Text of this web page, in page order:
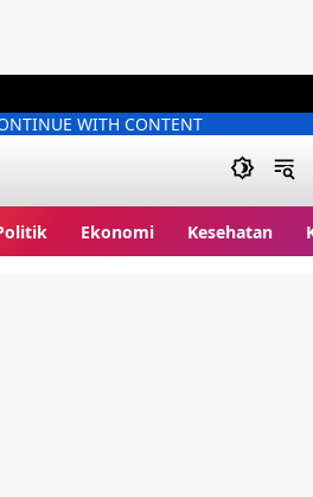
WITH CONTENT
Ekonomi Kesehatan